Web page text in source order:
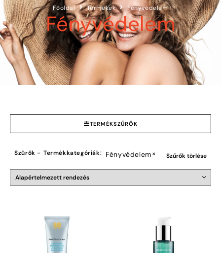
Fényvédelem
Főoldal Termékek Fényvédelem
TERMÉKSZŰRŐK
Szűrők - Termékkategóriák: Fényvédelem× Szűrők törlése